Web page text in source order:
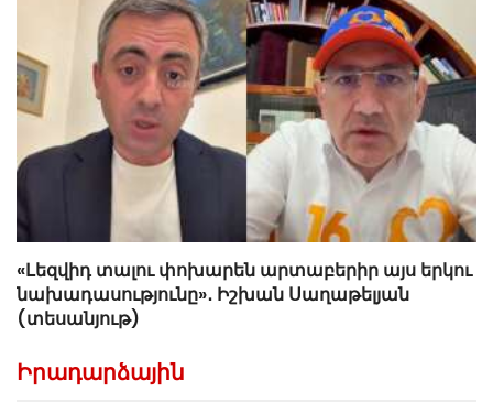
«Լեզվիդ տալու փոխարեն արտաբերիր այս երկու
նախադասությունը»․ Իշխան Սաղաթելյան
(տեսանյութ)
Իրադարձային